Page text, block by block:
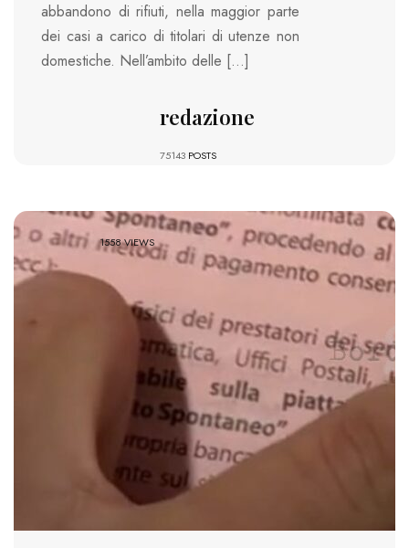
abbandono di rifiuti, nella maggior parte
dei casi a carico di titolari di utenze non
domestiche. Nell’ambito delle […]
redazione
75143 POSTS
1558 VIEWS